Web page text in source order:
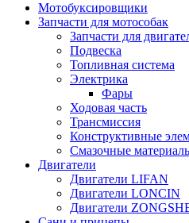
Мотобуксировщики
Запчасти для мотособак
Запчасти для
Подвеска
Топливная система
Электрика
Фары
Ходовая часть
Трансмиссия
Конструктивные
Смазочные
Двигатели
Двигатели LIFAN
Двигатели LONCIN
Двигатели